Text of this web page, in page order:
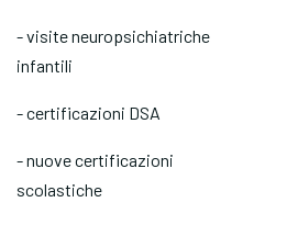
- visite neuropsichiatriche
infantili
- certificazioni DSA
- nuove certificazioni
scolastiche